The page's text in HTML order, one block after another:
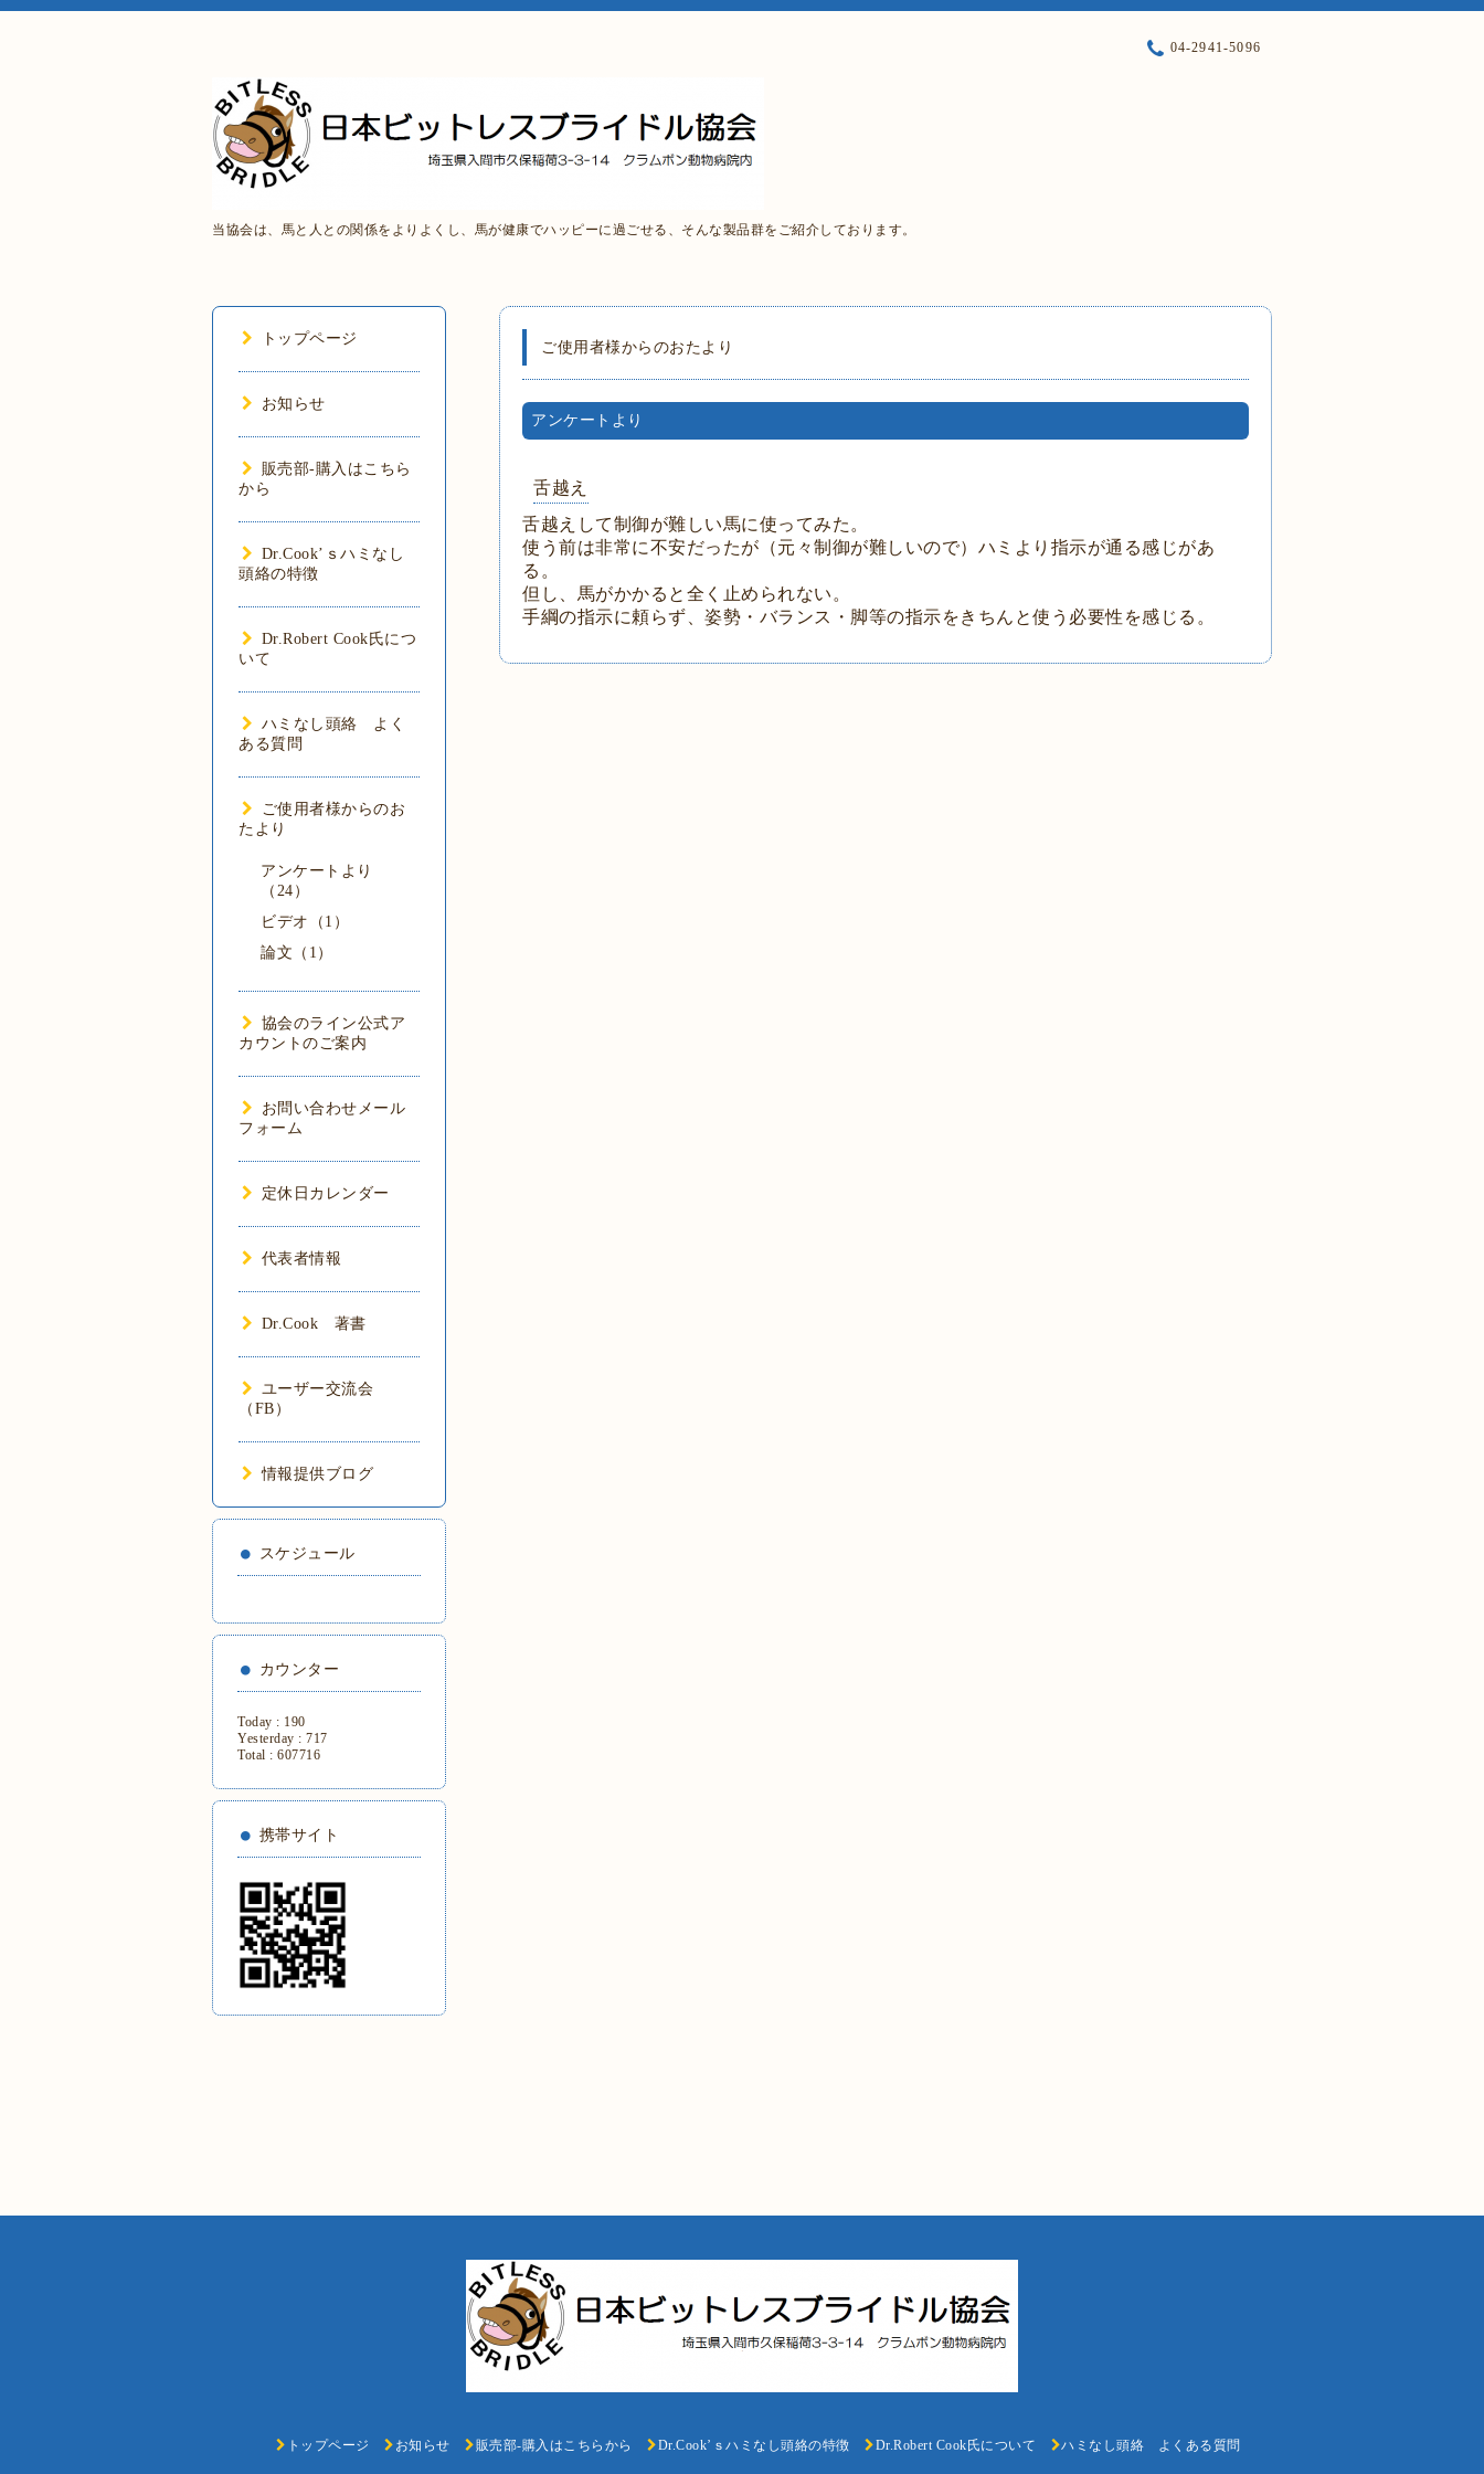
当協会は、馬と人との関係をよりよくし、馬が健康でハッピーに過ごせる、そんな製品群をご紹介しております。
04-2941-5096
ご使用者様からのおたより
アンケートより
舌越え
舌越えして制御が難しい馬に使ってみた。
使う前は非常に不安だったが（元々制御が難しいので）ハミより指示が通る感じがあ
る。
但し、馬がかかると全く止められない。
手綱の指示に頼らず、姿勢・バランス・脚等の指示をきちんと使う必要性を感じる。
トップページ
お知らせ
販売部-購入はこちら
から
Dr.Cook’ｓハミなし
頭絡の特徴
Dr.Robert Cook氏につ
いて
ハミなし頭絡 よく
ある質問
ご使用者様からのお
たより
アンケートより
（24）
ビデオ（1）
論文（1）
協会のライン公式ア
カウントのご案内
お問い合わせメール
フォーム
定休日カレンダー
代表者情報
Dr.Cook 著書
ユーザー交流会
（FB）
情報提供ブログ
スケジュール
カウンター
Today : 190
Yesterday : 717
Total : 607716
携帯サイト
トップページ お知らせ 販売部-購入はこちらから Dr.Cook’ｓハミなし頭絡の特徴 Dr.Robert Cook氏について ハミなし頭絡 よくある質問